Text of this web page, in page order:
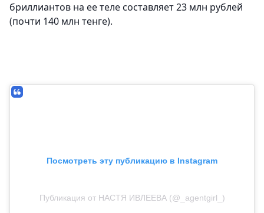
бриллиантов на ее теле составляет 23 млн рублей
(почти 140 млн тенге).
Посмотреть эту публикацию в Instagram
Публикация от НАСТЯ ИВЛЕЕВА (@_agentgirl_)